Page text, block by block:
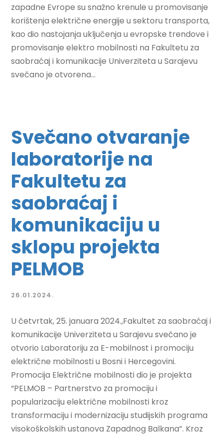
zapadne Evrope su snažno krenule u promovisanje
korištenja električne energije u sektoru transporta,
kao dio nastojanja uključenja u evropske trendove i
promovisanje elektro mobilnosti na Fakultetu za
saobraćaj i komunikacije Univerziteta u Sarajevu
svečano je otvorena...
Svečano otvaranje
laboratorije na
Fakultetu za
saobraćaj i
komunikaciju u
sklopu projekta
PELMOB
26.01.2024.
U četvrtak, 25. januara 2024.,Fakultet za saobraćaj i
komunikacije Univerziteta u Sarajevu svečano je
otvorio Laboratoriju za E-mobilnost i promociju
električne mobilnosti u Bosni i Hercegovini.
Promocija Električne mobilnosti dio je projekta
“PELMOB – Partnerstvo za promociju i
popularizaciju električne mobilnosti kroz
transformaciju i modernizaciju studijskih programa
visokoškolskih ustanova Zapadnog Balkana”. Kroz